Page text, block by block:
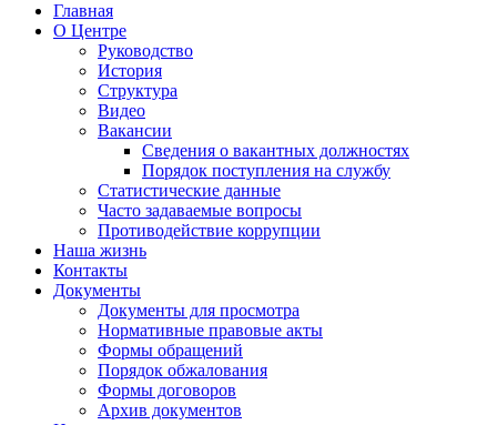
Главная
О Центре
Руководство
История
Структура
Видео
Вакансии
Сведения о вакантных должностях
Порядок поступления на службу
Статистические данные
Часто задаваемые вопросы
Противодействие коррупции
Наша жизнь
Контакты
Документы
Документы для просмотра
Нормативные правовые акты
Формы обращений
Порядок обжалования
Формы договоров
Архив документов